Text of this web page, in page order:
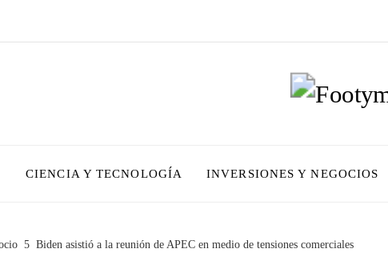
CIENCIA Y TECNOLOGÍA INVERSIONES Y NEGOCIOS
Biden asistió a la reunión de APEC en medio de tensiones comerciales